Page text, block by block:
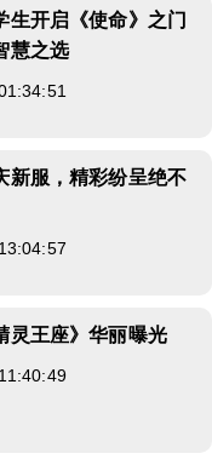
生开启《使命》之门
慧之选
新服，精彩纷呈绝不
灵王座》华丽曝光